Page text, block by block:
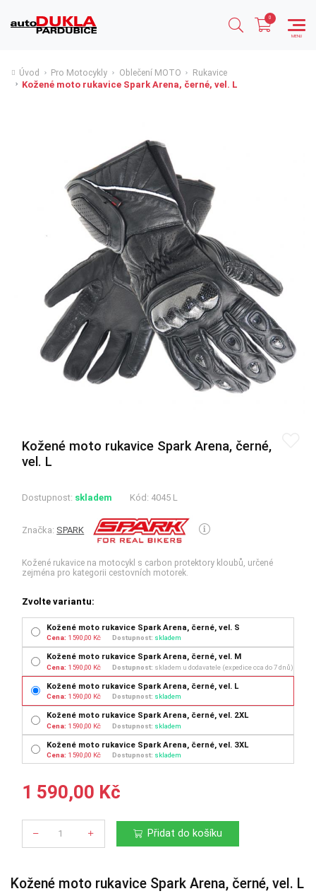
Úvod Pro Motocykly Oblečení MOTO Rukavice
Kožené moto rukavice Spark Arena, černé, vel. L
Kožené moto rukavice Spark Arena, černé,
vel. L
Dostupnost: skladem Kód: 4045 L
Značka: SPARK
Kožené rukavice na motocykl s carbon protektory kloubů, určené
zejména pro kategorii cestovních motorek.
Zvolte variantu:
Kožené moto rukavice Spark Arena, černé, vel. S
Cena: 1 590,00 Kč Dostupnost: skladem
Kožené moto rukavice Spark Arena, černé, vel. M
Cena: 1 590,00 Kč Dostupnost: skladem u dodavatele (expedice cca do 7 dnů)
Kožené moto rukavice Spark Arena, černé, vel. L
Cena: 1 590,00 Kč Dostupnost: skladem
Kožené moto rukavice Spark Arena, černé, vel. 2XL
Cena: 1 590,00 Kč Dostupnost: skladem
Kožené moto rukavice Spark Arena, černé, vel. 3XL
Cena: 1 590,00 Kč Dostupnost: skladem
1 590,00 Kč
Přidat do košíku
Kožené moto rukavice Spark Arena, černé, vel. L